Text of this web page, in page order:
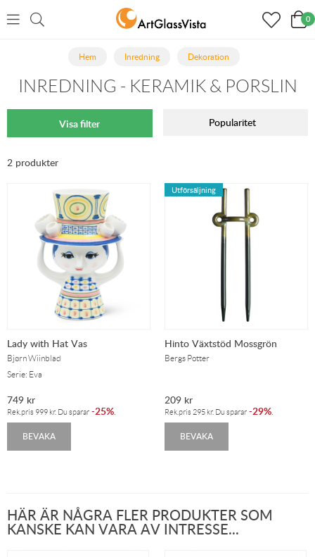
0
Hem Inredning Dekoration
INREDNING - KERAMIK & PORSLIN
Visa filter Popularitet
2 produkter
Lady with Hat Vas
Bjørn Wiinblad
Serie: Eva
749 kr
Rek.pris 999 kr. Du sparar -25%
BEVAKA
Utförsäljning
Hinto Växtstöd Mossgrön
Bergs Potter
209 kr
Rek.pris 295 kr. Du sparar -29%
BEVAKA
HÄR ÄR NÅGRA FLER PRODUKTER SOM
KANSKE KAN VARA AV INTRESSE...